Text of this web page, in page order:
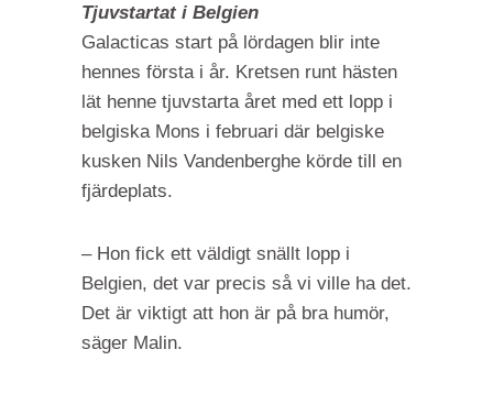
Tjuvstartat i Belgien
Galacticas start på lördagen blir inte
hennes första i år. Kretsen runt hästen
lät henne tjuvstarta året med ett lopp i
belgiska Mons i februari där belgiske
kusken Nils Vandenberghe körde till en
fjärdeplats.
– Hon fick ett väldigt snällt lopp i
Belgien, det var precis så vi ville ha det.
Det är viktigt att hon är på bra humör,
säger Malin.